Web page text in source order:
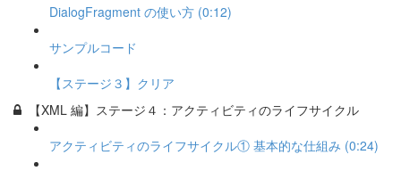
DialogFragment の使い方 (0:12)
サンプルコード
【ステージ３】クリア
【XML 編】ステージ４：アクティビティのライフサイクル
アクティビティのライフサイクル① 基本的な仕組み (0:24)